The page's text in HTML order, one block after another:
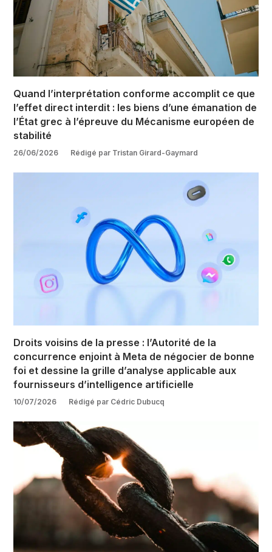
Droits voisins de la presse : l’Autorité de la
concurrence enjoint à Meta de négocier de bonne
foi et dessine la grille d’analyse applicable aux
fournisseurs d’intelligence artificielle
10/07/2026 Rédigé par Cédric Dubucq
Quand l’interprétation conforme accomplit ce que
l’effet direct interdit : les biens d’une émanation de
l’État grec à l’épreuve du Mécanisme européen de
stabilité
26/06/2026 Rédigé par Tristan Girard-Gaymard